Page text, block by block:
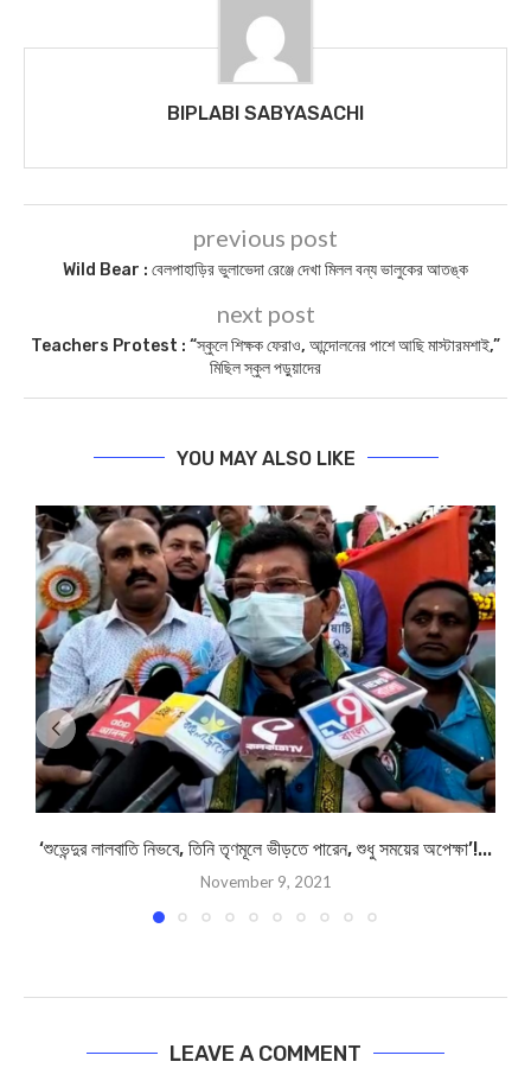
BIPLABI SABYASACHI
previous post
Wild Bear : বেলপাহাড়ির ভুলাভেদা রেঞ্জে দেখা মিলল বন্য ভালুকের আতঙ্ক
next post
Teachers Protest : “স্কুলে শিক্ষক ফেরাও, আন্দোলনের পাশে আছি মাস্টারমশাই,”
মিছিল স্কুল পড়ুয়াদের
YOU MAY ALSO LIKE
‘শুভেন্দুর লালবাতি নিভবে, তিনি তৃণমূলে ভীড়তে পারেন, শুধু সময়ের অপেক্ষা’!...
November 9, 2021
LEAVE A COMMENT